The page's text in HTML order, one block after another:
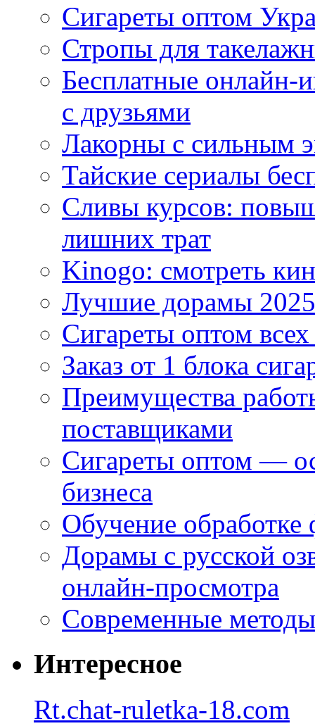
Сигареты оптом
Стропы для
Бесплатные
с друзьями
Лакорны с сильным
Тайские сериалы
Сливы курсов:
лишних трат
Kinogo: смотреть
Лучшие дорамы
Сигареты оптом
Заказ от 1 блока
Преимущества
поставщиками
Сигареты оптом —
бизнеса
Обучение
Дорамы с русской
онлайн-просмотра
Современные
Интересное
Rt.chat-ruletka-18.com